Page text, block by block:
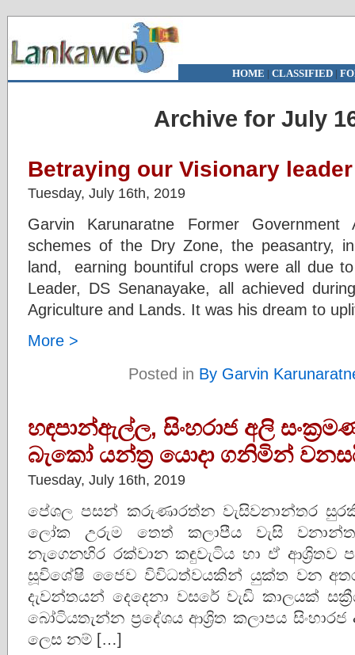
HOME | CLASSIFIED|
Archive for July
Betraying our Visionary
Tuesday, July 16th, 2019
Garvin Karunaratne Former
schemes of the Dry Zone, the peasantry,
land, earning bountiful crops were all due
Leader, DS Senanayake, all achieved
Agriculture and Lands. It was his dream to
More >
Posted in By Garvin
හඳපාන්ඇල්ල, සිංහරාජ අලි
බැකෝ යන්ත්‍ර යොදා ගනිමින්
Tuesday, July 16th, 2019
පේශල පසන් කරුණාරත්න වැසිවනාන්තර
ලෝක උරුම තෙත් කලාපීය වැසි
නැගෙනහිර රක්වාන කඳුවැටිය හා ඒ
සූවිශේෂි ජෛව විවිධත්වයකින් යුක්ත වන අතර
දැවන්තයන් දෙදෙනා වසරේ වැඩි කාලයක්
බෝටියතැන්න ප්‍රදේශය ආශ්‍රිත කලාපය
ලෙස නම් […]